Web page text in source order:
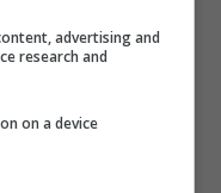
incentrata
e due figli, ed
advertising and
research and
on a device